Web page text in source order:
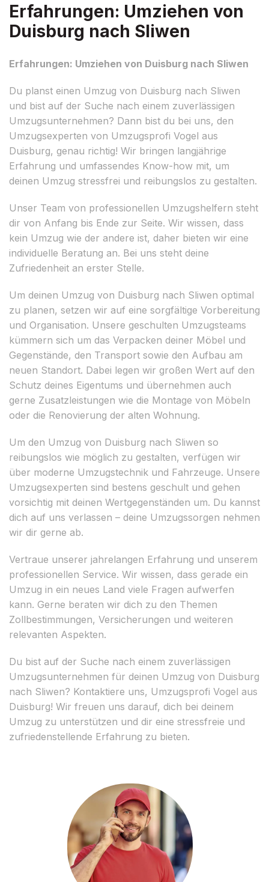
Erfahrungen: Umziehen von
Duisburg nach Sliwen
Erfahrungen: Umziehen von Duisburg nach Sliwen
Du planst einen Umzug von Duisburg nach Sliwen
und bist auf der Suche nach einem zuverlässigen
Umzugsunternehmen? Dann bist du bei uns, den
Umzugsexperten von Umzugsprofi Vogel aus
Duisburg, genau richtig! Wir bringen langjährige
Erfahrung und umfassendes Know-how mit, um
deinen Umzug stressfrei und reibungslos zu gestalten.
Unser Team von professionellen Umzugshelfern steht
dir von Anfang bis Ende zur Seite. Wir wissen, dass
kein Umzug wie der andere ist, daher bieten wir eine
individuelle Beratung an. Bei uns steht deine
Zufriedenheit an erster Stelle.
Um deinen Umzug von Duisburg nach Sliwen optimal
zu planen, setzen wir auf eine sorgfältige Vorbereitung
und Organisation. Unsere geschulten Umzugsteams
kümmern sich um das Verpacken deiner Möbel und
Gegenstände, den Transport sowie den Aufbau am
neuen Standort. Dabei legen wir großen Wert auf den
Schutz deines Eigentums und übernehmen auch
gerne Zusatzleistungen wie die Montage von Möbeln
oder die Renovierung der alten Wohnung.
Um den Umzug von Duisburg nach Sliwen so
reibungslos wie möglich zu gestalten, verfügen wir
über moderne Umzugstechnik und Fahrzeuge. Unsere
Umzugsexperten sind bestens geschult und gehen
vorsichtig mit deinen Wertgegenständen um. Du kannst
dich auf uns verlassen – deine Umzugssorgen nehmen
wir dir gerne ab.
Vertraue unserer jahrelangen Erfahrung und unserem
professionellen Service. Wir wissen, dass gerade ein
Umzug in ein neues Land viele Fragen aufwerfen
kann. Gerne beraten wir dich zu den Themen
Zollbestimmungen, Versicherungen und weiteren
relevanten Aspekten.
Du bist auf der Suche nach einem zuverlässigen
Umzugsunternehmen für deinen Umzug von Duisburg
nach Sliwen? Kontaktiere uns, Umzugsprofi Vogel aus
Duisburg! Wir freuen uns darauf, dich bei deinem
Umzug zu unterstützen und dir eine stressfreie und
zufriedenstellende Erfahrung zu bieten.